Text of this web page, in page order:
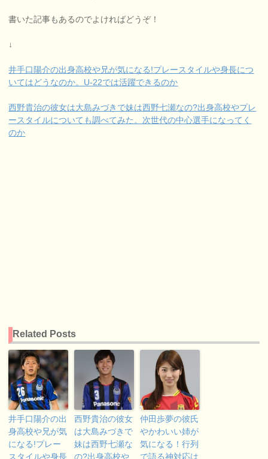
書いた記事もあるのでよければどうぞ！
↓
井手口陽介の出身高校や兄が気になる!プレースタイルや身長につ
いてはどうなのか。U-22では活躍できるのか
西野貴治の彼女は大島みづきで妹は西野七瀬なの?出身高校やプレ
ースタイルについても調べてみた。次世代の中心選手になってく
のか
Related Posts
井手口陽介の出
身高校や兄が気
になる!プレー
スタイルや身長
西野貴治の彼女
は大島みづきで
妹は西野七瀬な
の?出身高校や
仲田歩夢の彼氏
やかわいい姉が
気になる！行列
で語る神対応は